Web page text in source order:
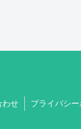
わせ プライバシ